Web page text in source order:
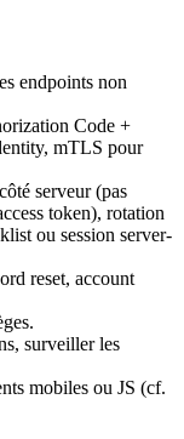
endpoints non
Code +
mTLS pour
serveur (pas
token), rotation
ou session server-
reset, account
surveiller les
mobiles ou JS (cf.